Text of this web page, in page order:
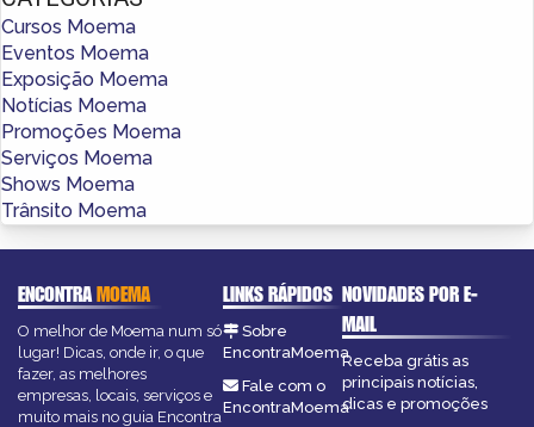
Cursos Moema
Eventos Moema
Exposição Moema
Notícias Moema
Promoções Moema
Serviços Moema
Shows Moema
Trânsito Moema
ENCONTRAMOEMA
O melhor de Moema num só
lugar! Dicas, onde ir, o que
fazer, as melhores
empresas, locais, serviços e
muito mais no guia Encontra
LINKS RÁPIDOS
Sobre
EncontraMoema
Fale com o
EncontraMoema
NOVIDADES POR E-
MAIL
Receba grátis as
principais notícias,
dicas e promoções